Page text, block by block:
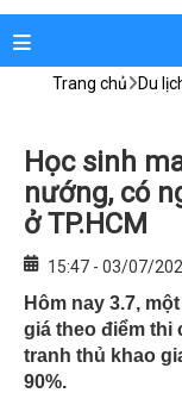
Trang chủ Du
Học sinh
nướng, có
ở TP.HCM
15:47 - 03/07/
Hôm nay 3.7,
giá theo điểm thi
tranh thủ khao
90%.